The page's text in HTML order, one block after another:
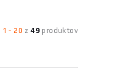
1 -20 z49 produktov